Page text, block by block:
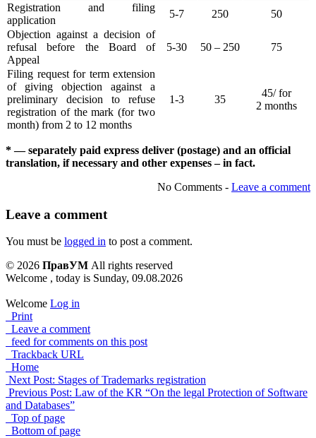
Registration and filing
application
5-7 250
50
Objection against a decision of
refusal before the Board of
Appeal
5-30 50 – 250 75
Filing request for term extension
of giving objection against a
preliminary decision to refuse
registration of the mark (for two
month) from 2 to 12 months
1-3 35
45/ for
2 months
* — separately paid express deliver (postage) and an official
translation, if necessary and other expenses – in fact.
No Comments - Leave a comment
Leave a comment
You must be logged in to post a comment.
© 2026 ПравУМ All rights reserved
Welcome , today is Sunday, 09.08.2026
Welcome Log in
Print
Leave a comment
feed for comments on this post
Trackback URL
Home
Next Post: Stages of Trademarks registration
Previous Post: Law of the KR “On the legal Protection of Software
and Databases”
Top of page
Bottom of page